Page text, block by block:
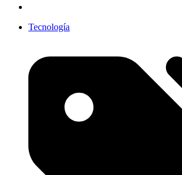
Tecnología